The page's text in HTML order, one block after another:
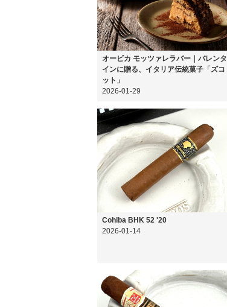
オービカ モッツァレラバー｜バレンタ
インに贈る、イタリア伝統菓子「ズコ
ット」
2026-01-29
Cohiba BHK 52 '20
2026-01-14